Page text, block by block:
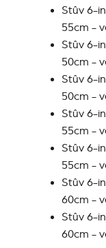
Stûv 6-
55cm -
Stûv 6-
50cm -
Stûv 6-
50cm -
Stûv 6-
55cm -
Stûv 6-
55cm -
Stûv 6-
60cm -
Stûv 6-
60cm -